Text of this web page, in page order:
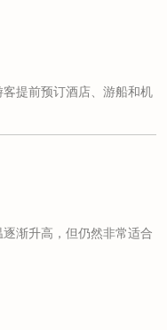
提前预订酒店、游船和机
渐升高，但仍然非常适合